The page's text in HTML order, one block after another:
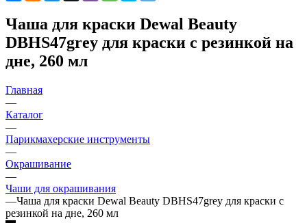
Чаша для краски Dewal Beauty
DBHS47grey для краски с резинкой на
дне, 260 мл
Главная
—
Каталог
—
Парикмахерские инструменты
—
Окрашивание
—
Чаши для окрашивания
—Чаша для краски Dewal Beauty DBHS47grey для краски с
резинкой на дне, 260 мл